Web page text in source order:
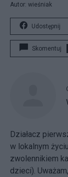
Autor: wieśniak
Udostępnij
Skomentuj
Działacz
w lokalnym
zwolennikiem
dzieci).